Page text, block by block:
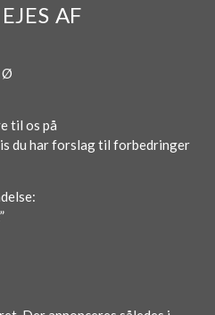
AF
Ø
til os på
du har forslag til forbedringer